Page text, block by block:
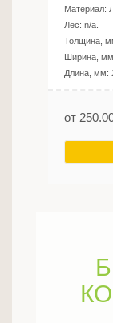
Материал:
Лес: n/a
Толщина,
Ширина,
Длина, мм:
от